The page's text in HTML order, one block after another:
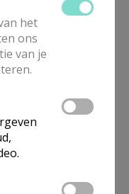
oproept, dan
zijn om te
het
ons
van je